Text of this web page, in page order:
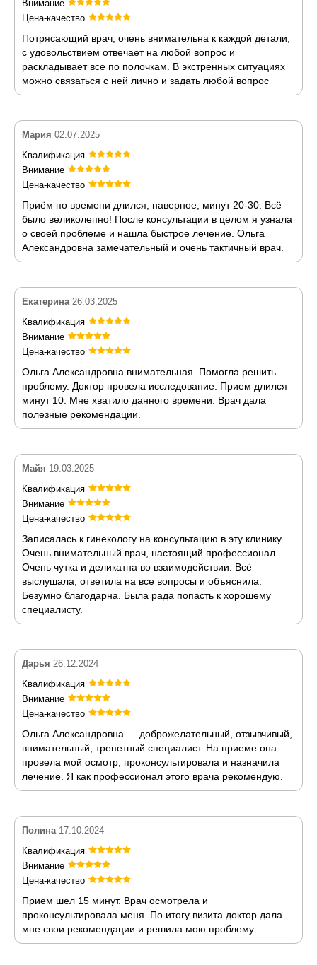
Внимание
Цена-качество
Потрясающий врач, очень внимательна к каждой детали,
с удовольствием отвечает на любой вопрос и
раскладывает все по полочкам. В экстренных ситуациях
можно связаться с ней лично и задать любой вопрос
Мария 02.07.2025
Квалификация
Внимание
Цена-качество
Приём по времени длился, наверное, минут 20-30. Всё
было великолепно! После консультации в целом я узнала
о своей проблеме и нашла быстрое лечение. Ольга
Александровна замечательный и очень тактичный врач.
Екатерина 26.03.2025
Квалификация
Внимание
Цена-качество
Ольга Александровна внимательная. Помогла решить
проблему. Доктор провела исследование. Прием длился
минут 10. Мне хватило данного времени. Врач дала
полезные рекомендации.
Майя 19.03.2025
Квалификация
Внимание
Цена-качество
Записалась к гинекологу на консультацию в эту клинику.
Очень внимательный врач, настоящий профессионал.
Очень чутка и деликатна во взаимодействии. Всё
выслушала, ответила на все вопросы и объяснила.
Безумно благодарна. Была рада попасть к хорошему
специалисту.
Дарья 26.12.2024
Квалификация
Внимание
Цена-качество
Ольга Александровна — доброжелательный, отзывчивый,
внимательный, трепетный специалист. На приеме она
провела мой осмотр, проконсультировала и назначила
лечение. Я как профессионал этого врача рекомендую.
Полина 17.10.2024
Квалификация
Внимание
Цена-качество
Прием шел 15 минут. Врач осмотрела и
проконсультировала меня. По итогу визита доктор дала
мне свои рекомендации и решила мою проблему.